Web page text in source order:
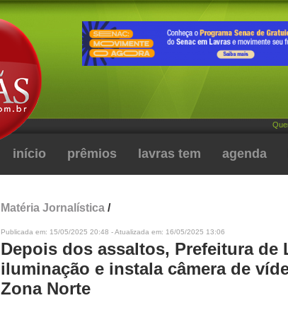
início prêmios lavras tem agenda
Matéria Jornalística /
Publicada em: 15/05/2025 20:48 - Atualizada em: 16/05/2025 13:06
Depois dos assaltos, Prefeitura de
iluminação e instala câmera de
Zona Norte